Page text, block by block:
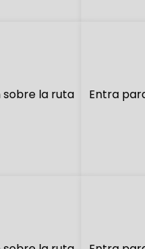
la ruta
Entra